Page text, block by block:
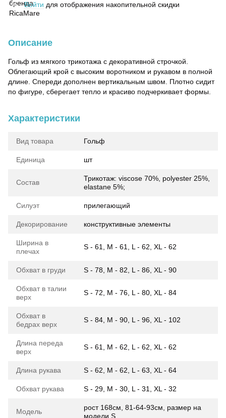
% Войти для отображения накопительной скидки
Описание
Гольф из мягкого трикотажа с декоративной строчкой.
Облегающий крой с высоким воротником и рукавом в полной
длине. Спереди дополнен вертикальным швом. Плотно сидит
по фигуре, сберегает тепло и красиво подчеркивает формы.
Характеристики
Вид товара Гольф
Единица шт
Состав
Трикотаж: viscose 70%, polyester 25%,
elastane 5%;
Силуэт прилегающий
Декорирование конструктивные элементы
Ширина в
плечах
S - 61, M - 61, L - 62, XL - 62
Обхват в груди S - 78, M - 82, L - 86, XL - 90
Обхват в талии
верх
S - 72, M - 76, L - 80, XL - 84
Обхват в
бедрах верх
S - 84, M - 90, L - 96, XL - 102
Длина переда
верх
S - 61, M - 62, L - 62, XL - 62
Длина рукава S - 62, M - 62, L - 63, XL - 64
Обхват рукава S - 29, M - 30, L - 31, XL - 32
Модель
рост 168см, 81-64-93см, размер на
модели S